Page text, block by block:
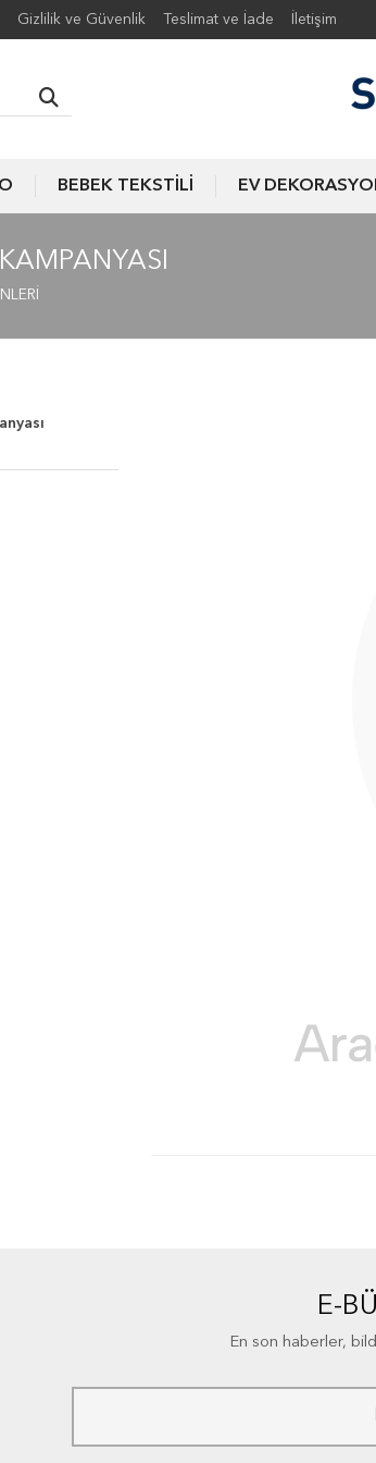
Gizlilik ve Güvenlik Teslimat ve İade İletişim
BEBEK TEKSTİLİ EV
E-
En son haberler,